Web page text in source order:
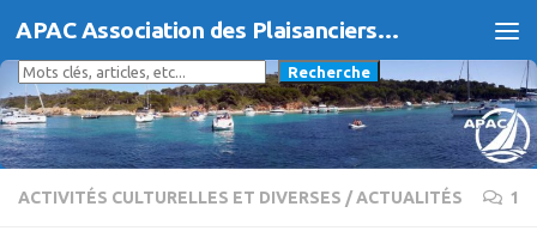
Skip to content APAC Association des Plaisanciers d'Agde et du Cap
Rechercher
Recherche
ACTIVITÉS CULTURELLES ET DIVERSES /ACTUALITÉS 1